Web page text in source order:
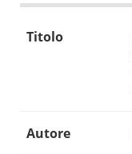
Titolo
Autore